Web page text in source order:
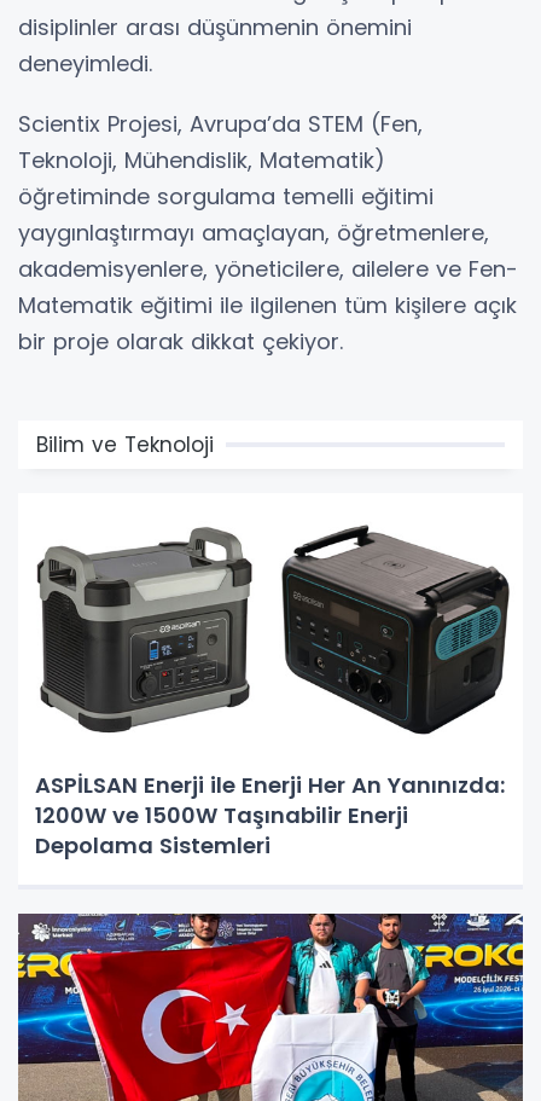
disiplinler arası düşünmenin önemini
deneyimledi.
Scientix Projesi, Avrupa’da STEM (Fen,
Teknoloji, Mühendislik, Matematik)
öğretiminde sorgulama temelli eğitimi
yaygınlaştırmayı amaçlayan, öğretmenlere,
akademisyenlere, yöneticilere, ailelere ve Fen-
Matematik eğitimi ile ilgilenen tüm kişilere açık
bir proje olarak dikkat çekiyor.
Bilim ve Teknoloji
ASPİLSAN Enerji ile Enerji Her An Yanınızda:
1200W ve 1500W Taşınabilir Enerji
Depolama Sistemleri